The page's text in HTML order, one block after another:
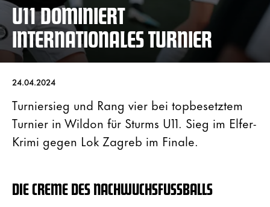
U11 DOMINIERT
INTERNATIONALES TURNIER
24.04.2024
Turniersieg und Rang vier bei topbesetztem
Turnier in Wildon für Sturms U11. Sieg im Elfer-
Krimi gegen Lok Zagreb im Finale.
DIE CREME DES NACHWUCHSFUSSBALLS